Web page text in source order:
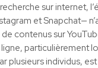
sur internet,
et Snapchat—
contenus sur
particulièrement
plusieurs individus,